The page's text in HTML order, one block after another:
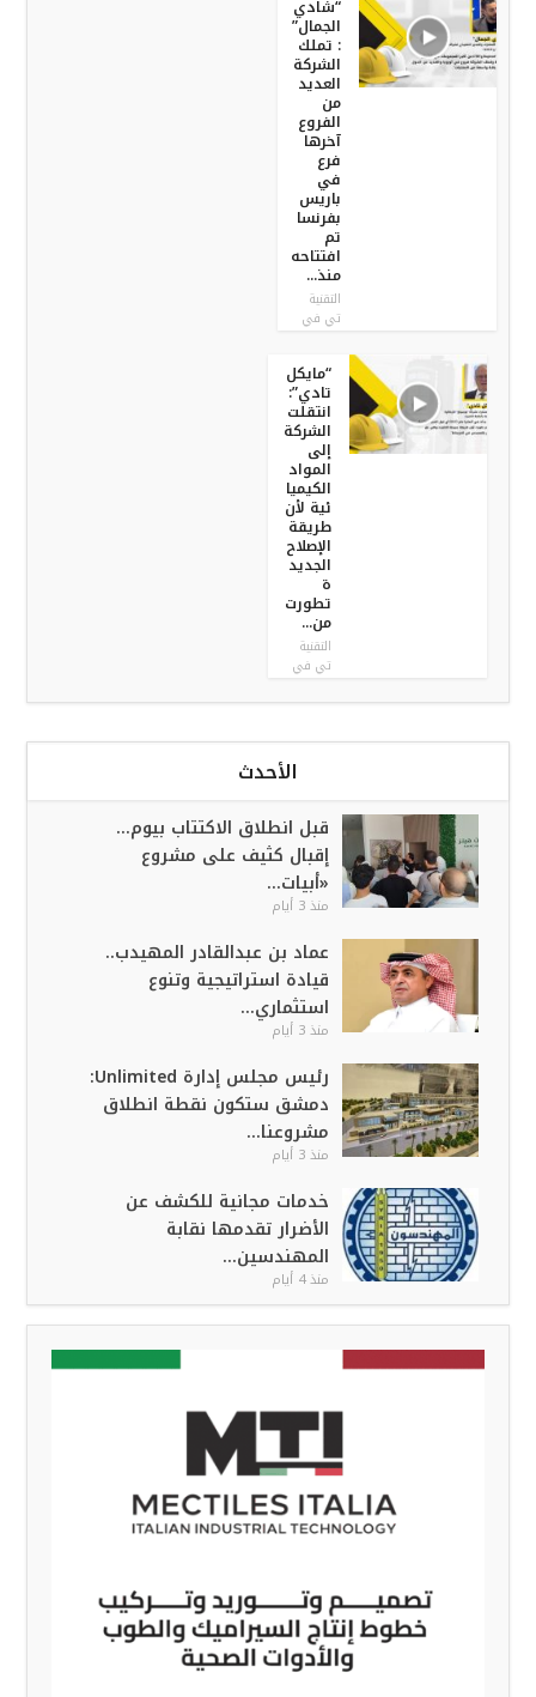
التقنية
تي في
“شادي
الجمال”
: تملك
الشركة
العديد
من
الفروع
آخرها
فرع
في
باريس
بفرنسا
تم
افتتاحه
منذ...
التقنية
تي في
“مايكل
تادي”:
انتقلت
الشركة
إلى
المواد
الكيميا
ئية لأن
طريقة
الإصلاح
الجديد
ة
تطورت
من...
الأحدث
قبل انطلاق الاكتتاب بيوم…
إقبال كثيف على مشروع
«أبيات...
منذ 3 أيام
عماد بن عبدالقادر المهيدب..
قيادة استراتيجية وتنوع
استثماري...
منذ 3 أيام
رئيس مجلس إدارة Unlimited:
دمشق ستكون نقطة انطلاق
مشروعنا...
منذ 3 أيام
خدمات مجانية للكشف عن
الأضرار تقدمها نقابة
المهندسين...
منذ 4 أيام